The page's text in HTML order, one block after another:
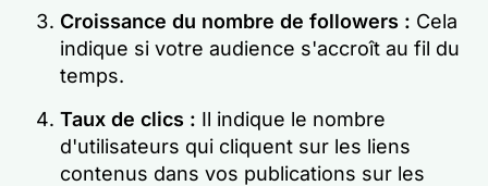
Croissance du nombre de followers : Cela
indique si votre audience s'accroît au fil du
temps.
Taux de clics : Il indique le nombre
d'utilisateurs qui cliquent sur les liens
contenus dans vos publications sur les